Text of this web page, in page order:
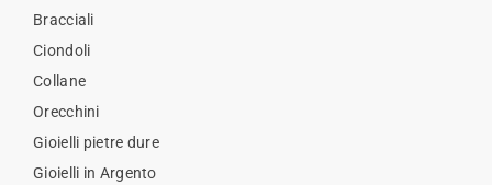
Bracciali
Ciondoli
Collane
Orecchini
Gioielli pietre dure
Gioielli in Argento